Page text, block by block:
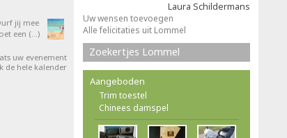
jij mee
een (…)
uw evenement
de hele kalender
Laura Schildermans
Uw wensen toevoegen
Alle felicitaties uit Lommel
Zoekertjes Lommel
Aangeboden
Trim toestel
Chinees damspel